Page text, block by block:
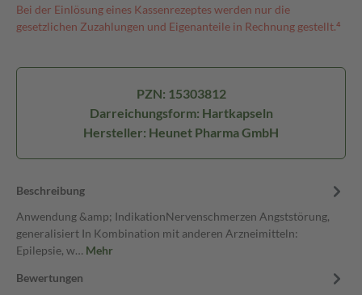
Bei der Einlösung eines Kassenrezeptes werden nur die
gesetzlichen Zuzahlungen und Eigenanteile in Rechnung gestellt.⁴
PZN: 15303812
Darreichungsform: Hartkapseln
Hersteller: Heunet Pharma GmbH
Beschreibung
Anwendung &amp; IndikationNervenschmerzen Angststörung,
generalisiert In Kombination mit anderen Arzneimitteln:
Epilepsie, w… Mehr
Bewertungen